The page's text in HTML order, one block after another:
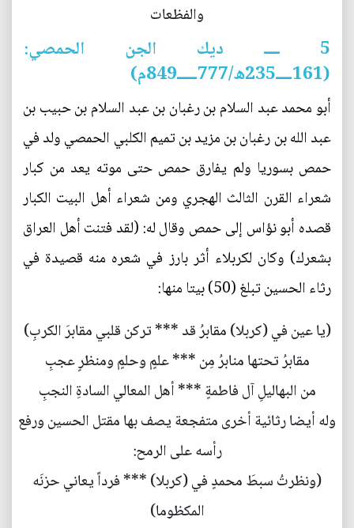
والفظعات
5 ــــ ديك الجن الحمصي:
(161ــــ235ه/777ـــــ849م)
أبو محمد عبد السلام بن رغبان بن عبد السلام بن حبيب بن
عبد الله بن رغبان بن مزيد بن تميم الكلبي الحمصي ولد في
حمص بسوريا ولم يفارق حمص حتى موته يعد من كبار
شعراء القرن الثالث الهجري ومن شعراء أهل البيت الكبار
قصده أبو نؤاس إلى حمص وقال له: (لقد فتنت أهل العراق
بشعرك) وكان لكربلاء أثر بارز في شعره منه قصيدة في
رثاء الحسين تبلغ (50) بيتا منها:
(يا عين في (كربلا) مقابرُ قد *** تركن قلبي مقابرَ الكربِ)
مقابرُ تحتها منابرُ مِن *** علمٍ وحلمٍ ومنظرٍ عجبِ
من البهاليلِ آل فاطمةٍ *** أهل المعالي السادةِ النجبِ
وله أيضا رثائية أخرى متفجعة يصف بها مقتل الحسين ورفع
رأسه على الرمح:
(ونظرتُ سبطَ محمدٍ في (كربلا) *** فرداً يعاني حزنَه
المكظوما)